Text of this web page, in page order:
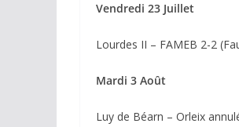
Vendredi 23 Juillet
Lourdes II – FAMEB 2-2
Mardi 3 Août
Luy de Béarn – Orleix